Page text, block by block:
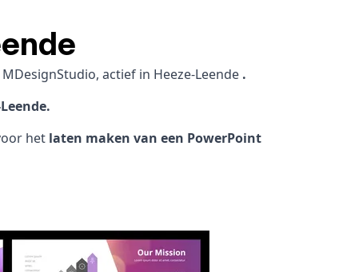
actief in Heeze-Leende .
het laten maken van een PowerPoint